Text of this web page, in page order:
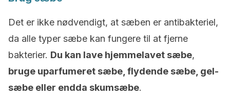
Det er ikke nødvendigt, at sæben er antibakteriel,
da alle typer sæbe kan fungere til at fjerne
bakterier. Du kan lave hjemmelavet sæbe,
bruge uparfumeret sæbe, flydende sæbe, gel-
sæbe eller endda skumsæbe.